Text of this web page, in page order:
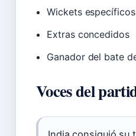
Wickets
Extras concedidos
Ganador del bate
Voces del